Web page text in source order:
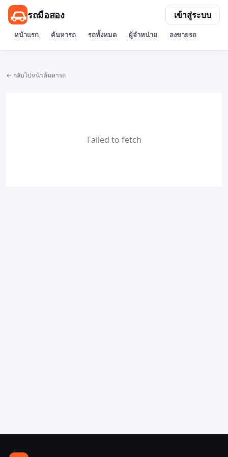
รถมือสอง
หน้าแรก ค้นหารถ รถทั้งหมด ผู้จำหน่าย ลงขายรถ
เข้าสู่ระบบ
← กลับไปหน้าค้นหารถ
Failed to fetch